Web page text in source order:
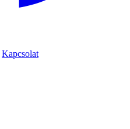
Kapcsolat